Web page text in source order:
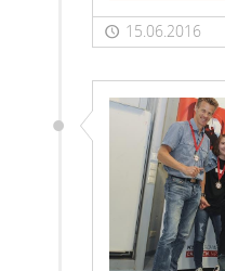
15.06.2016